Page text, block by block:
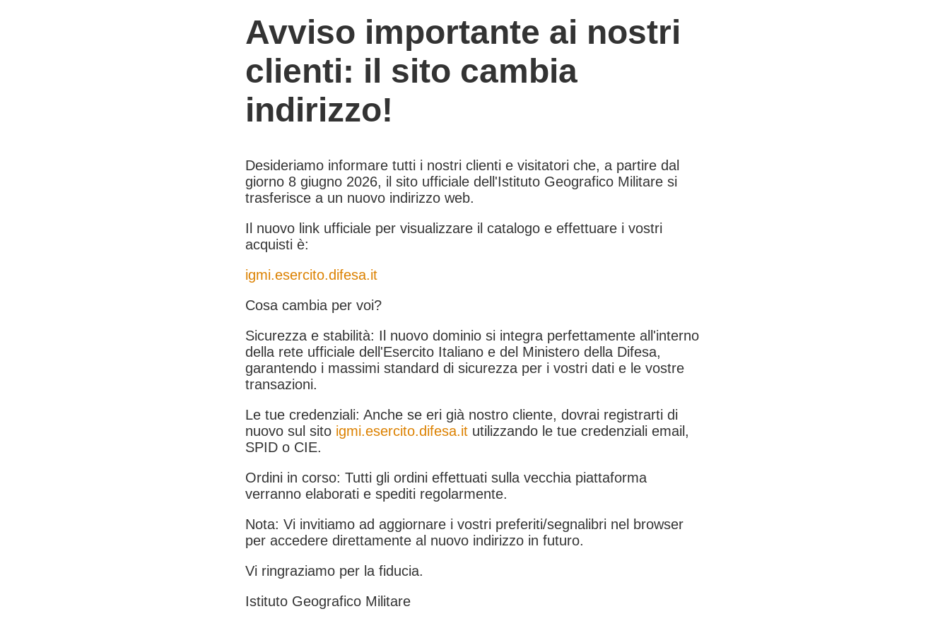
Avviso importante ai nostri
clienti: il sito cambia
indirizzo!
Desideriamo informare tutti i nostri clienti e visitatori che, a partire dal
giorno 8 giugno 2026, il sito ufficiale dell'Istituto Geografico Militare si
trasferisce a un nuovo indirizzo web.
Il nuovo link ufficiale per visualizzare il catalogo e effettuare i vostri
acquisti è:
igmi.esercito.difesa.it
Cosa cambia per voi?
Sicurezza e stabilità: Il nuovo dominio si integra perfettamente all'interno
della rete ufficiale dell'Esercito Italiano e del Ministero della Difesa,
garantendo i massimi standard di sicurezza per i vostri dati e le vostre
transazioni.
Le tue credenziali: Anche se eri già nostro cliente, dovrai registrarti di
nuovo sul sito igmi.esercito.difesa.it utilizzando le tue credenziali email,
SPID o CIE.
Ordini in corso: Tutti gli ordini effettuati sulla vecchia piattaforma
verranno elaborati e spediti regolarmente.
Nota: Vi invitiamo ad aggiornare i vostri preferiti/segnalibri nel browser
per accedere direttamente al nuovo indirizzo in futuro.
Vi ringraziamo per la fiducia.
Istituto Geografico Militare